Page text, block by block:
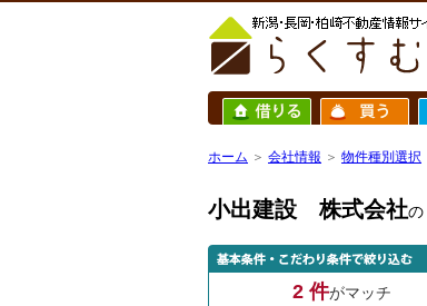
ホーム ＞ 会社情報 ＞ 物件種別選択
小出建設 株式会社の
2 件がマッチ